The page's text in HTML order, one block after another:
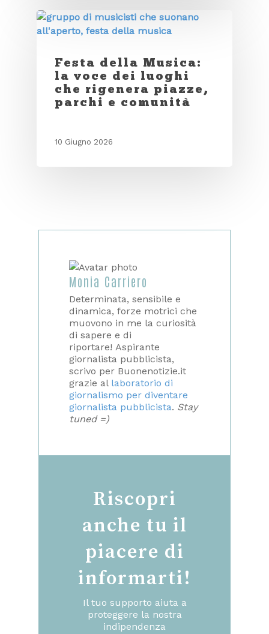
Festa della Musica:
la voce dei luoghi
che rigenera piazze,
parchi e comunità
10 Giugno 2026
Monia Carriero
Determinata, sensibile e
dinamica, forze motrici che
muovono in me la curiosità
di sapere e di
riportare! Aspirante
giornalista pubblicista,
scrivo per Buonenotizie.it
grazie allaboratorio di
giornalismo per diventare
giornalista pubblicista. Stay
tuned =)
Riscopri
anche tu il
piacere di
informarti!
Il tuo supporto aiuta a
proteggere la nostra
indipendenza